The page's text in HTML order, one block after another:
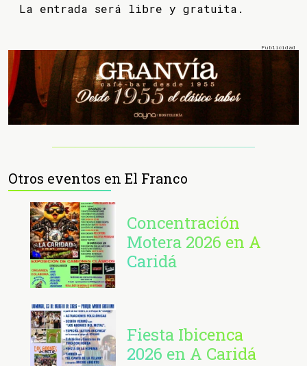
La entrada será libre y gratuita.
Otros eventos en El Franco
Concentración
Motera 2026 en A
Caridá
Fiesta Ibicenca
2026 en A Caridá